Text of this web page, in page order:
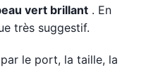
vert brillant . En
très suggestif.
le port, la taille, la